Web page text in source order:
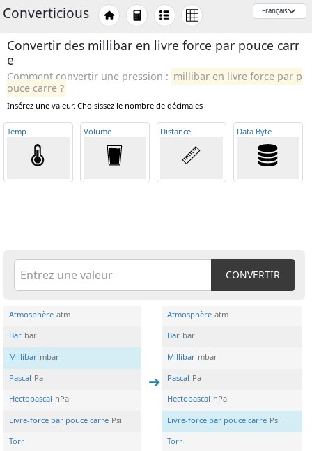
Converticious
Convertir des millibar en livre force par pouce carr
e
Comment convertir une pression : millibar en livre force par p
ouce carre ?
Insérez une valeur. Choisissez le nombre de décimales
Temp Volume Distance Data Byte
CONVERTIR
Atmosphère atm
Bar bar
Millibar mbar
Pascal Pa
Hectopascal hPa
Livre-force par pouce carre Psi
Torr
Atmosphère atm
Bar bar
Millibar mbar
Pascal Pa
Hectopascal hPa
Livre-force par pouce carre Psi
Torr